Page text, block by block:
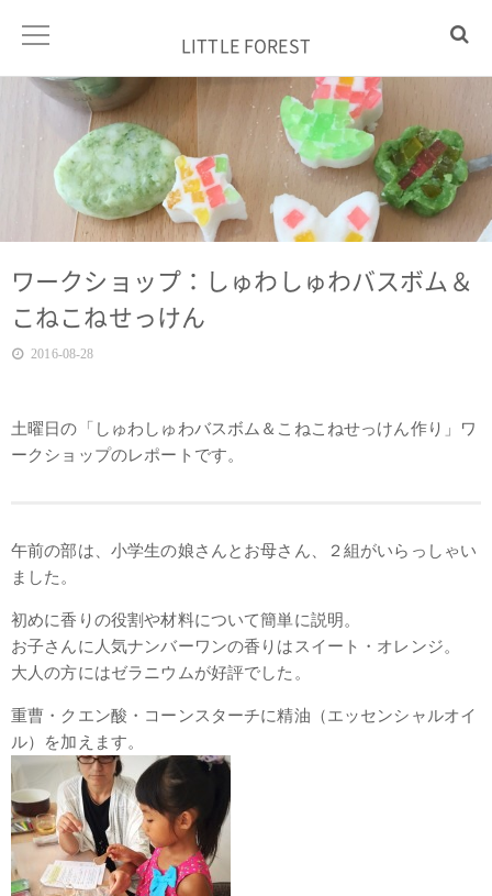
LITTLE FOREST
ワークショップ：しゅわしゅわバスボム＆
こねこねせっけん
2016-08-28
土曜日の「しゅわしゅわバスボム＆こねこねせっけん作り」ワ
ークショップのレポートです。
午前の部は、小学生の娘さんとお母さん、２組がいらっしゃい
ました。
初めに香りの役割や材料について簡単に説明。
お子さんに人気ナンバーワンの香りはスイート・オレンジ。
大人の方にはゼラニウムが好評でした。
重曹・クエン酸・コーンスターチに精油（エッセンシャルオイ
ル）を加えます。